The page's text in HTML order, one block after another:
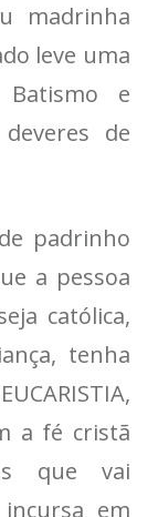
madrinha
leve uma
e
de
padrinho
a pessoa
católica,
tenha
a fé cristã
que vai
em